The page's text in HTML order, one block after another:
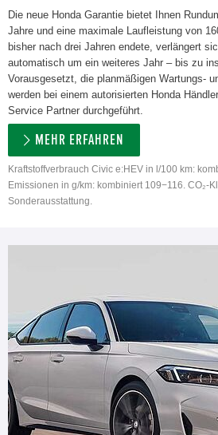
Die neue Honda Garantie bietet Ihnen
Jahre und eine maximale Laufleistung von
bisher nach drei Jahren endete, verlängert
automatisch um ein weiteres Jahr – bis zu
Vorausgesetzt, die planmäßigen Wartungs-
werden bei einem autorisierten Honda
Service Partner durchgeführt.
MEHR ERFAHREN
Kraftstoffverbrauch Civic e:HEV in l/100 km:
Emissionen in g/km: kombiniert 109−116. CO₂-
Sonderausstattung.